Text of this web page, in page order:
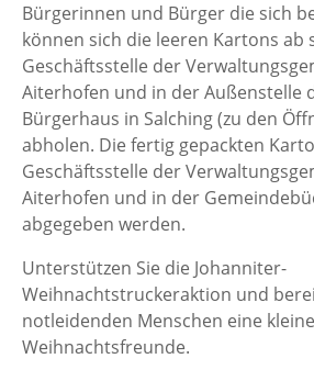
Bürgerinnen und Bürger die sich
können sich die leeren Kartons ab
Geschäftsstelle der
Aiterhofen und in der Außenstelle
Bürgerhaus in Salching (zu den
abholen. Die fertig gepackten
Geschäftsstelle der
Aiterhofen und in der
abgegeben werden.
Unterstützen Sie die Johanniter-
Weihnachtstruckeraktion und
notleidenden Menschen eine kleine
Weihnachtsfreunde.